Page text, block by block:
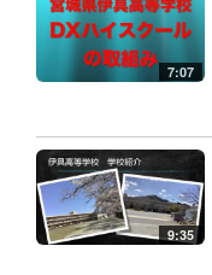
7:07
9:35